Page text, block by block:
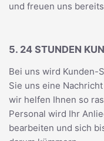
und freuen uns
5. 24 STUNDEN
Bei uns wird Kunden-
Sie uns eine
wir helfen Ihnen so
Personal wird Ihr
bearbeiten und sich